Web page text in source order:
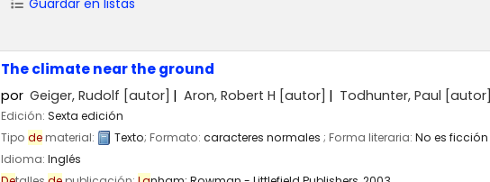
Guardar en listas
The climate near the ground
por Geiger, Rudolf [autor] Aron, Robert H [autor] Todhunter, Paul [autor]
Edición: Sexta edición
Tipo dematerial: Texto; Formato: caracteres normales ; Forma literaria: No es ficción
Idioma: Inglés